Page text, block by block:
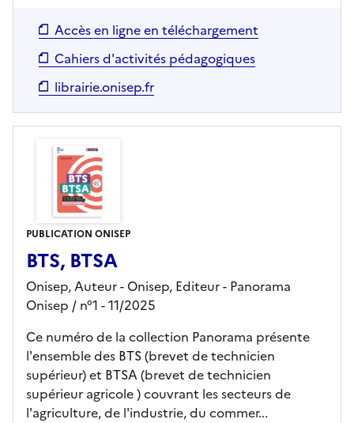
Accès en ligne en téléchargement
Cahiers d'activités pédagogiques
librairie.onisep.fr
PUBLICATION ONISEP
BTS, BTSA
Onisep, Auteur - Onisep, Editeur- Panorama
Onisep / n°1 - 11/2025
Ce numéro de la collection Panorama présente
l'ensemble des BTS (brevet de technicien
supérieur) et BTSA (brevet de technicien
supérieur agricole ) couvrant les secteurs de
l'agriculture, de l'industrie, du commer...